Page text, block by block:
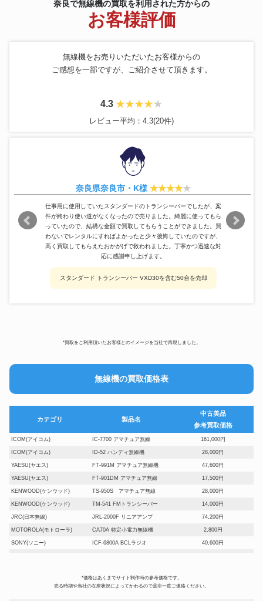
奈良で無線機の買取を利用された方からの
お客様評価
無線機をお売りいただいたお客様からの
ご感想を一部ですが、ご紹介させて頂きます。
4.3
レビュー平均：4.3(20件)
奈良県奈良市・K様
仕事用に使用していたスタンダードのトランシーバーでしたが、案
件が終わり使い道がなくなったので売りました。綺麗に使ってもら
っていたので、結構な金額で買取してもらうことができました。買
わないでレンタルにすればよかったと少々後悔していたのですが、
高く買取してもらえたおかがげで救われました。丁寧かつ迅速な対
応に感謝申し上げます。
スタンダード トランシーバー VXD30を含む50台を売却
*買取をご利用頂いたお客様とのイメージを当社で再現しました。
無線機の買取価格表
カテゴリ 製品名
中古美品
参考買取価格
ICOM(アイコム) IC-7700 アマチュア無線 161,000円
ICOM(アイコム) ID-52 ハンディ無線機 28,000円
YAESU(ヤエス) FT-991M アマチュア無線機 47,600円
YAESU(ヤエス) FT-901DM アマチュア無線 17,500円
KENWOOD(ケンウッド) TS-950S アマチュア無線 28,000円
KENWOOD(ケンウッド) TM-541 FMトランシーバー 14,000円
JRC(日本無線) JRL-2000F リニアアンプ 74,200円
MOTOROLA(モトローラ) CA70A 特定小電力無線機 2,800円
SONY(ソニー) ICF-6800A BCLラジオ 40,600円
A-6100 オープンリールテープ
*価格はあくまでサイト制作時の参考価格です。
売る時期や当社の在庫状況によってかわるので是非一度ご連絡ください。